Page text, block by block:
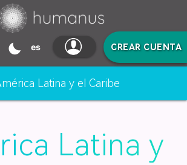
CREAR CUENTA
es
mode_night
Latina y el Caribe
Latina y